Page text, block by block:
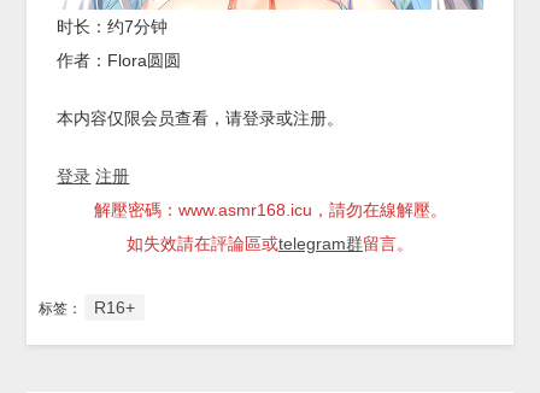
时长：约7分钟
作者：Flora圆圆
本内容仅限会员查看，请登录或注册。
登录 注册
解壓密碼：www.asmr168.icu，請勿在線解壓。
如失效請在評論區或telegram群留言。
标签： R16+